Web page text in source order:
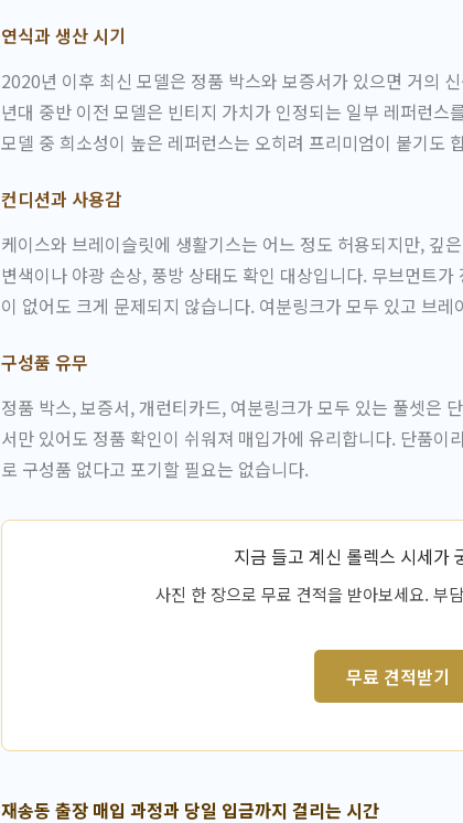
연식과 생산 시기
2020년 이후 최신 모델은 정품 박스와 보증서가 있으면 거의
년대 중반 이전 모델은 빈티지 가치가 인정되는 일부 레퍼런스
모델 중 희소성이 높은 레퍼런스는 오히려 프리미엄이 붙기도
컨디션과 사용감
케이스와 브레이슬릿에 생활기스는 어느 정도 허용되지만, 깊
변색이나 야광 손상, 풍방 상태도 확인 대상입니다. 무브먼트
이 없어도 크게 문제되지 않습니다. 여분링크가 모두 있고 브
구성품 유무
정품 박스, 보증서, 개런티카드, 여분링크가 모두 있는 풀셋은
서만 있어도 정품 확인이 쉬워져 매입가에 유리합니다. 단품이
로 구성품 없다고 포기할 필요는 없습니다.
지금 들고 계신 롤렉스 시세가
사진 한 장으로 무료 견적을 받아보세요. 부
무료 견적받기
재송동 출장 매입 과정과 당일 입금까지 걸리는 시간